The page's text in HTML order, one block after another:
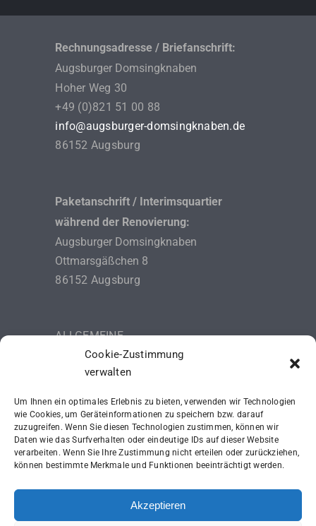
Cookie-Zustimmung
verwalten
Um Ihnen ein optimales Erlebnis zu bieten, verwenden wir Technologien
wie Cookies, um Geräteinformationen zu speichern bzw. darauf
zuzugreifen. Wenn Sie diesen Technologien zustimmen, können wir
Daten wie das Surfverhalten oder eindeutige IDs auf dieser Website
verarbeiten. Wenn Sie Ihre Zustimmung nicht erteilen oder zurückziehen,
können bestimmte Merkmale und Funktionen beeinträchtigt werden.
Akzeptieren
Rechnungsadresse / Briefanschrift:
Augsburger Domsingknaben
Hoher Weg 30
+49 (0)821 51 00 88
info@augsburger-domsingknaben.de
86152 Augsburg
Paketanschrift / Interimsquartier
während der Renovierung:
Augsburger Domsingknaben
Ottmarsgäßchen 8
86152 Augsburg
ALLGEMEINE
GESCHÄFTSBEDINGUNGEN (AGB)
IMPRESSUM
SCHUTZKONZEPT (ISK)